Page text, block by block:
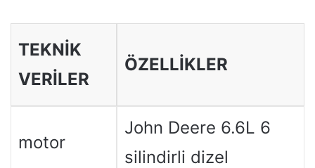
TEKNİK
VERİLER
ÖZELLİKLER
motor
John Deere 6.6L 6
silindirli dizel